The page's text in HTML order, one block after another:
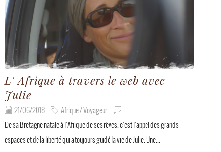
L' Afrique à travers le web avec
Julie
21/06/2018
Afrique / Voyageur
De sa Bretagne natale à l’Afrique de ses rêves, c’est l’appel des grands
espaces et de la liberté qui a toujours guidé la vie de Julie. Une...